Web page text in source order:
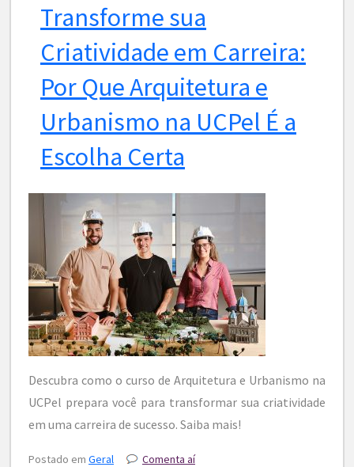
Transforme sua
Criatividade em Carreira:
Por Que Arquitetura e
Urbanismo na UCPel É a
Escolha Certa
Descubra como o curso de Arquitetura e Urbanismo na
UCPel prepara você para transformar sua criatividade
em uma carreira de sucesso. Saiba mais!
Postado em Geral Comenta aí